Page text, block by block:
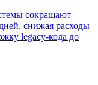
сокращают
снижая расходы
legacy-кода до